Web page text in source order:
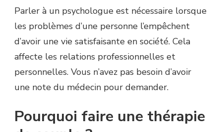
Parler à un psychologue est nécessaire lorsque
les problèmes d’une personne l’empêchent
d’avoir une vie satisfaisante en société. Cela
affecte les relations professionnelles et
personnelles. Vous n’avez pas besoin d’avoir
une note du médecin pour demander.
Pourquoi faire une thérapie